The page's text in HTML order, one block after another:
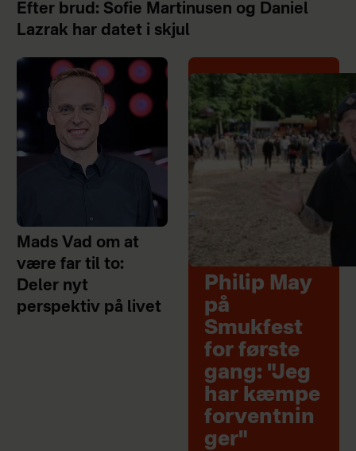
Efter brud: Sofie Martinusen og Daniel
Lazrak har datet i skjul
Mads Vad om at
være far til to:
Deler nyt
perspektiv på livet
Philip May
på
Smukfest
for første
gang: "Jeg
har kæmpe
forventnin
ger"